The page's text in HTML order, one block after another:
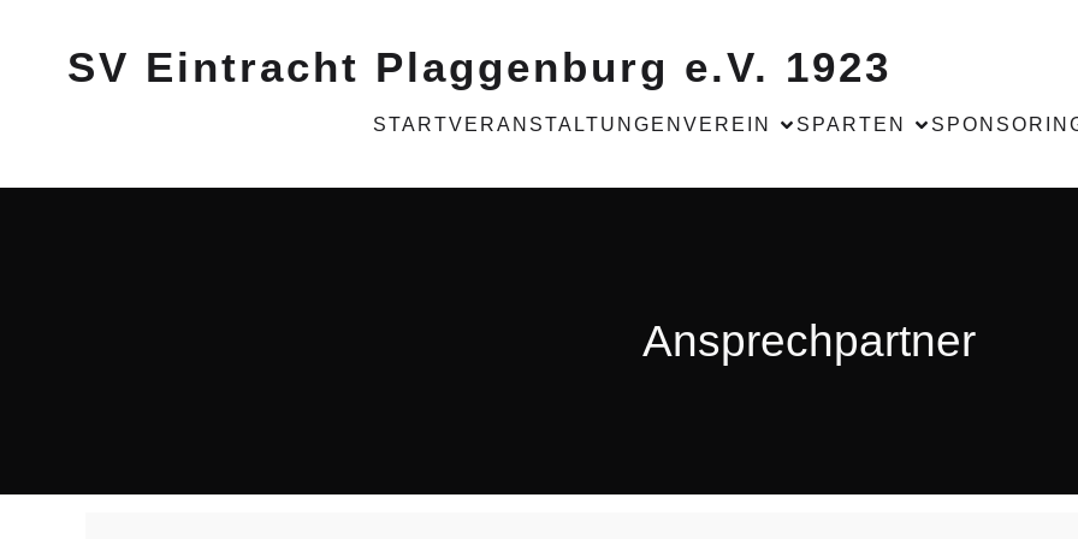
SV Eintracht Plaggenburg e.V. 1923
STARTVERANSTALTUNGEN VEREIN SPARTEN
Ansprechpartner